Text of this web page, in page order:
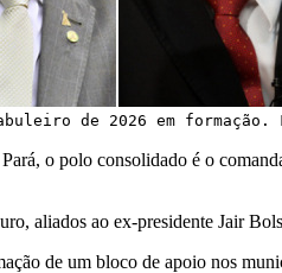
de 2026 em formação.
o polo consolidado é o
aliados ao ex-presidente Jair
de um bloco de apoio nos